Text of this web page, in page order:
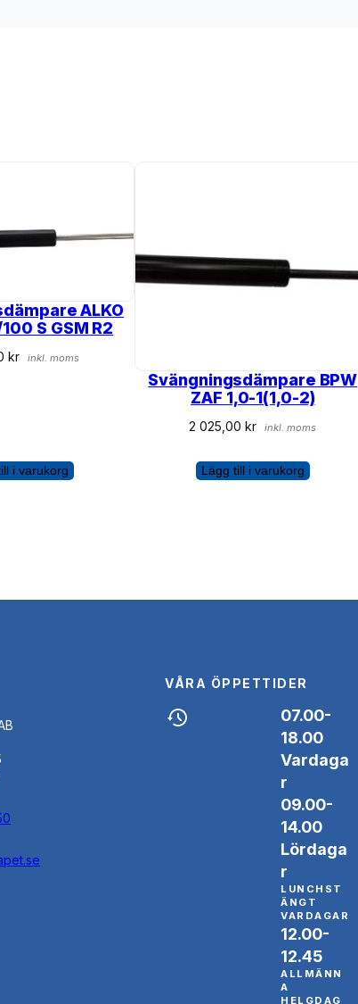
ALKO
S GSM R2
kr inkl. moms
i varukorg
Svängningsdämpare BPW
ZAF 1,0-1(1,0-2)
2 025,00kr inkl. moms
Lägg till i varukorg
VÅRA ÖPPETTIDER
07.00-
18.00
Vardaga
r
09.00-
14.00
Lördaga
r
LUNCHST
ÄNGT
VARDAGAR
12.00-
12.45
ALLMÄNN
A
HELGDAG